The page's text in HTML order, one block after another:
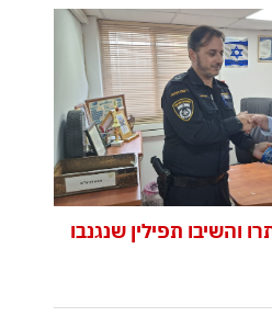
והשיבו תפילין שנגנבו